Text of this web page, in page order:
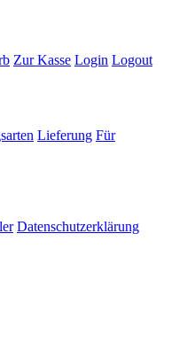
Zur Kasse Login Logout
Lieferung Für
Datenschutzerklärung